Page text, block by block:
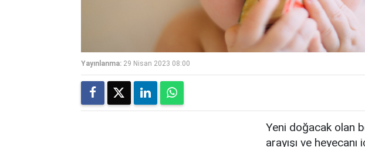
Yayınlanma: 29 Nisan 2023 08:00
Yeni doğacak olan
arayışı ve